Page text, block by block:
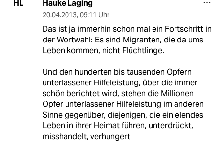
HL Hauke Laging
20.04.2013, 09:11 Uhr
Das ist ja immerhin schon mal ein Fortschritt in
der Wortwahl: Es sind Migranten, die da ums
Leben kommen, nicht Flüchtlinge.
Und den hunderten bis tausenden Opfern
unterlassener Hilfeleistung, über die immer
schön berichtet wird, stehen die Millionen
Opfer unterlassener Hilfeleistung im anderen
Sinne gegenüber, diejenigen, die ein elendes
Leben in ihrer Heimat führen, unterdrückt,
misshandelt, verhungert.